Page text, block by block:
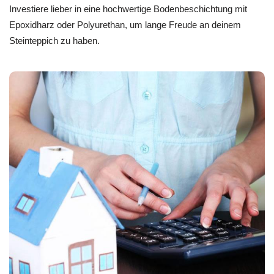
Investiere lieber in eine hochwertige Bodenbeschichtung mit
Epoxidharz oder Polyurethan, um lange Freude an deinem
Steinteppich zu haben.